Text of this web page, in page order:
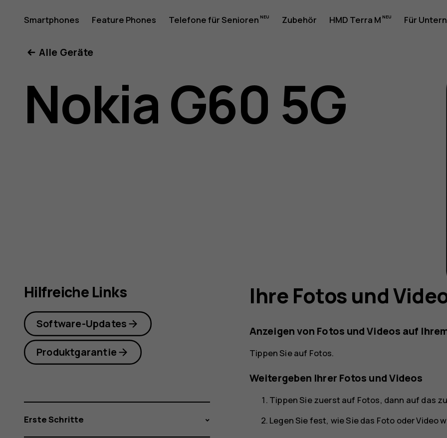
Nokia
G60
5G
Smartphones Feature Phones Telefone für Senioren Zubehör HMD Terra M Für
Alle Geräte
Nokia G60 5G
Ihre Fotos und
Anzeigen von Fotos und Videos auf
Tippen Sie auf Fotos.
Weitergeben Ihrer Fotos und Videos
Tippen Sie zuerst auf Fotos, dann auf das
Legen Sie fest, wie Sie das Foto oder Video
Hilfreiche Links
Software-Updates
Produktgarantie
Erste Schritte